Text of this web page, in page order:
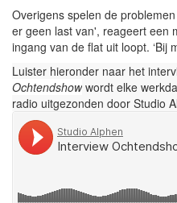
Overigens spelen de
er geen last van', reageert een
ingang van de flat uit loopt. ‘Bij
Luister hieronder naar het
Ochtendshow wordt elke
radio uitgezonden door Studio